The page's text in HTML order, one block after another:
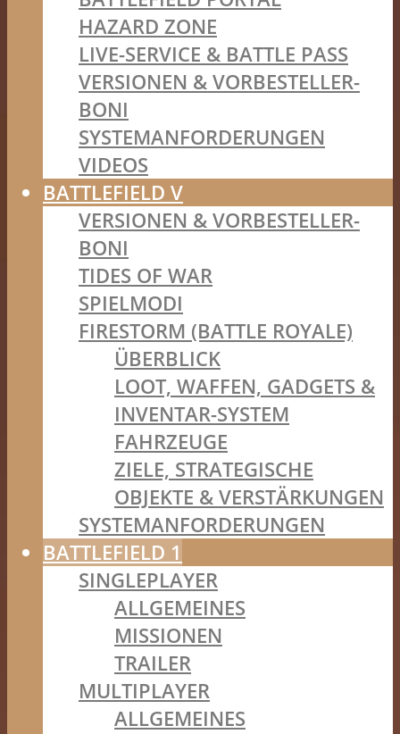
HAZARD ZONE
LIVE-SERVICE & BATTLE PASS
VERSIONEN & VORBESTELLER-
BONI
SYSTEMANFORDERUNGEN
VIDEOS
BATTLEFIELD V
VERSIONEN & VORBESTELLER-
BONI
TIDES OF WAR
SPIELMODI
FIRESTORM (BATTLE ROYALE)
ÜBERBLICK
LOOT, WAFFEN, GADGETS &
INVENTAR-SYSTEM
FAHRZEUGE
ZIELE, STRATEGISCHE
OBJEKTE & VERSTÄRKUNGEN
SYSTEMANFORDERUNGEN
BATTLEFIELD 1
SINGLEPLAYER
ALLGEMEINES
MISSIONEN
TRAILER
MULTIPLAYER
ALLGEMEINES